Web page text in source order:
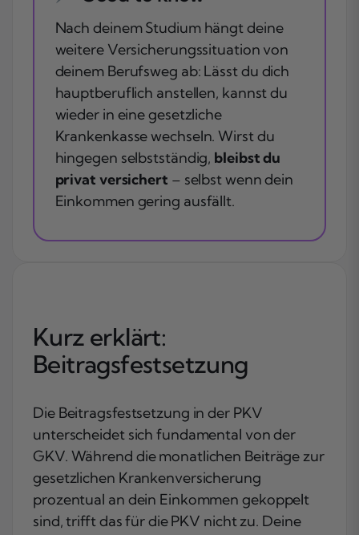
Nach deinem Studium hängt deine
weitere Versicherungssituation von
deinem Berufsweg ab: Lässt du dich
hauptberuflich anstellen, kannst du
wieder in eine gesetzliche
Krankenkasse wechseln. Wirst du
hingegen selbstständig, bleibst du
privat versichert – selbst wenn dein
Einkommen gering ausfällt.
Kurz erklärt:
Beitragsfestsetzung
Die Beitragsfestsetzung in der PKV
unterscheidet sich fundamental von der
GKV. Während die monatlichen Beiträge zur
gesetzlichen Krankenversicherung
prozentual an dein Einkommen gekoppelt
sind, trifft das für die PKV nicht zu. Deine